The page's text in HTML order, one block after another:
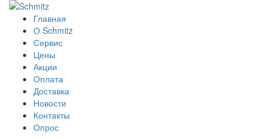
Главная
О Schmitz
Сервис
Цены
Акции
Оплата
Доставка
Новости
Контакты
Опрос